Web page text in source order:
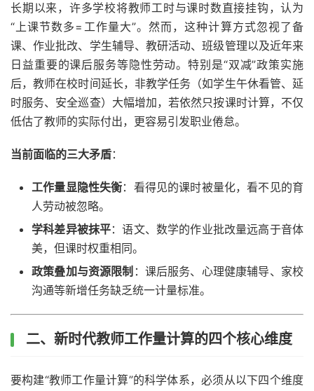
长期以来，许多学校将教师工时与课时数直接挂钩，认为
“上课节数多=工作量大”。然而，这种计算方式忽视了备
课、作业批改、学生辅导、教研活动、班级管理以及近年来
日益重要的课后服务等隐性劳动。特别是“双减”政策实施
后，教师在校时间延长，非教学任务（如学生午休看管、延
时服务、安全巡查）大幅增加，若依然只按课时计算，不仅
低估了教师的实际付出，更容易引发职业倦怠。
当前面临的三大矛盾：
工作量显隐性失衡：看得见的课时被量化，看不见的育
人劳动被忽略。
学科差异被抹平：语文、数学的作业批改量远高于音体
美，但课时权重相同。
政策叠加与资源限制 ：课后服务、心理健康辅导、家校
沟通等新增任务缺乏统一计量标准。
二、新时代教师工作量计算的四个核心维度
要构建“教师工作量计算”的科学体系，必须从以下四个维度